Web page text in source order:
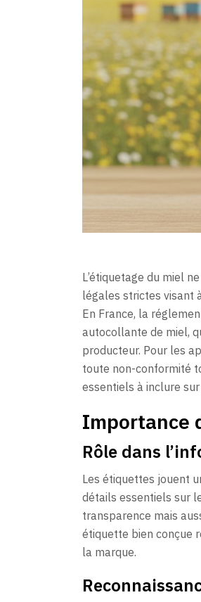
L’étiquetage du miel
légales strictes visant
En France, la
autocollante de miel,
producteur. Pour les
toute non-conformité
essentiels à inclure
Importance
Rôle dans
Les étiquettes jouent
détails essentiels sur
transparence mais
étiquette bien conçue
la marque.